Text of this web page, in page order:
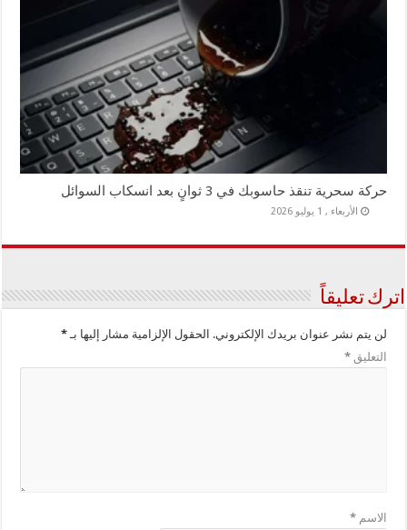
حركة سحرية تنقذ حاسوبك في 3 ثوانٍ بعد انسكاب السوائل
الأربعاء , 1 يوليو 2026
اترك تعليقاً
لن يتم نشر عنوان بريدك الإلكتروني. الحقول الإلزامية مشار إليها بـ*
التعليق*
الاسم*